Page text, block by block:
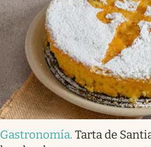
Gastronomía. Tarta de